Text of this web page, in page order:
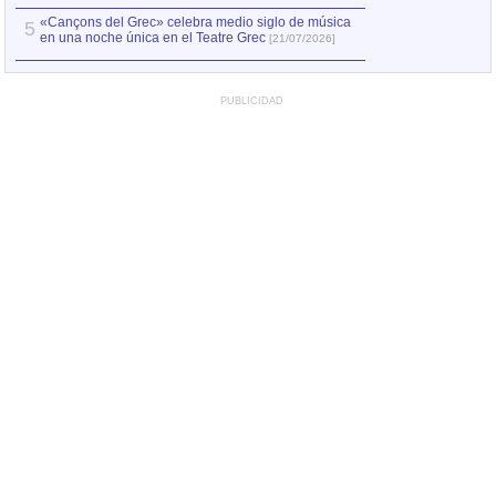
5 «Cançons del Grec» celebra medio siglo de música
en una noche única en el Teatre Grec [21/07/2026]
PUBLICIDAD